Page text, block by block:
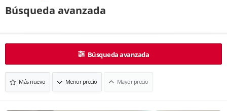
Búsqueda avanzada
Búsqueda avanzada
Más nuevo Menor precio Mayor precio